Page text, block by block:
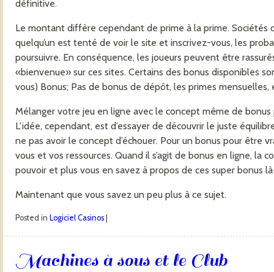
définitive.
Le montant diffère cependant de prime à la prime. Sociétés
quelqu’un est tenté de voir le site et inscrivez-vous, les
poursuivre. En conséquence, les joueurs peuvent être
«bienvenue» sur ces sites. Certains des bonus disponibles
vous) Bonus; Pas de bonus de dépôt, les primes mensuelles,
Mélanger votre jeu en ligne avec le concept même de
L’idée, cependant, est d’essayer de découvrir le juste
ne pas avoir le concept d’échouer. Pour un bonus pour être
vous et vos ressources. Quand il s’agit de bonus en ligne, la
pouvoir et plus vous en savez à propos de ces super bonus
Maintenant que vous savez un peu plus à ce sujet.
Posted in Logiciel Casinos
Machines à sous et le Club